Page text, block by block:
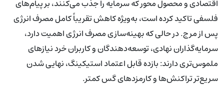
اقتصادی و محصول محور که سرمایه را جذب می‌کنند، بر پیام‌های
فلسفی تاکید کرده است، به‌ویژه کاهش تقریباً کامل مصرف انرژی
پس از مرج. در حالی که بهینه‌سازی مصرف انرژی اهمیت دارد،
سرمایه‌گذاران نهادی، توسعه‌دهندگان و کاربران خرد نیازهای
ملموس‌تری دارند: بازده قابل اعتماد استیکینگ، نهایی شدن
سریع‌تر تراکنش‌ها و کارمزدهای گس کمتر.